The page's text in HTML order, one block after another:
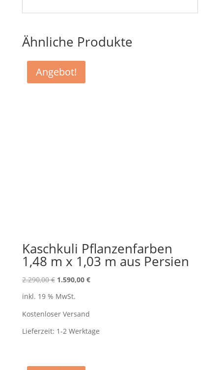
Ähnliche Produkte
Angebot!
Kaschkuli Pflanzenfarben
1,48 m x 1,03 m aus Persien
2.290,00€ Ursprünglicher
war:
2.290,00 €
1.590,00 €Aktueller
inkl. 19 % MwSt.
Kostenloser Versand
Lieferzeit: 1-2 Werktage